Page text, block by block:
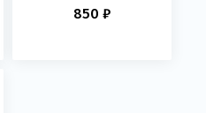
850 ₽